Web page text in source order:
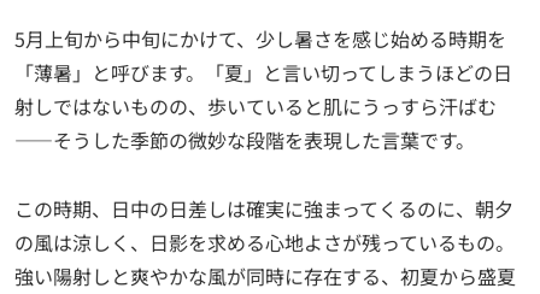
5月上旬から中旬にかけて、少し暑さを感じ始める時期を
「薄暑」と呼びます。「夏」と言い切ってしまうほどの日
射しではないものの、歩いていると肌にうっすら汗ばむ
——そうした季節の微妙な段階を表現した言葉です。
この時期、日中の日差しは確実に強まってくるのに、朝夕
の風は涼しく、日影を求める心地よさが残っているもの。
強い陽射しと爽やかな風が同時に存在する、初夏から盛夏